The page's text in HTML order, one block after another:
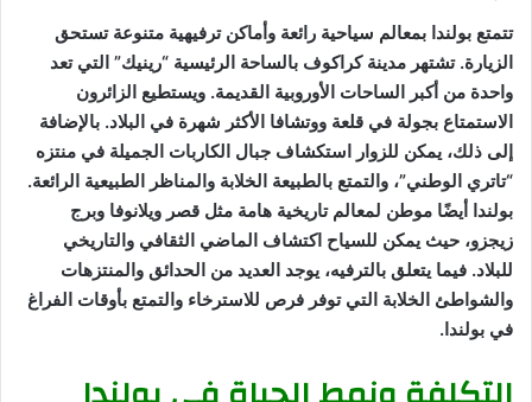
تتمتع بولندا بمعالم سياحية رائعة وأماكن ترفيهية متنوعة تستحق
الزيارة. تشتهر مدينة كراكوف بالساحة الرئيسية “رينيك” التي تعد
واحدة من أكبر الساحات الأوروبية القديمة. ويستطيع الزائرون
الاستمتاع بجولة في قلعة ووتشافا الأكثر شهرة في البلاد. بالإضافة
إلى ذلك، يمكن للزوار استكشاف جبال الكاربات الجميلة في منتزه
“تاتري الوطني”، والتمتع بالطبيعة الخلابة والمناظر الطبيعية الرائعة.
بولندا أيضًا موطن لمعالم تاريخية هامة مثل قصر ويلانوفا وبرج
زيجزو، حيث يمكن للسياح اكتشاف الماضي الثقافي والتاريخي
للبلاد. فيما يتعلق بالترفيه، يوجد العديد من الحدائق والمنتزهات
والشواطئ الخلابة التي توفر فرص للاسترخاء والتمتع بأوقات الفراغ
في بولندا.